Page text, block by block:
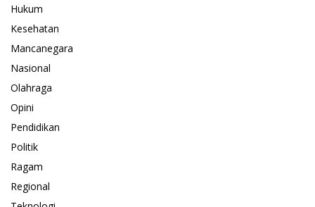
Hukum
Kesehatan
Mancanegara
Nasional
Olahraga
Opini
Pendidikan
Politik
Ragam
Regional